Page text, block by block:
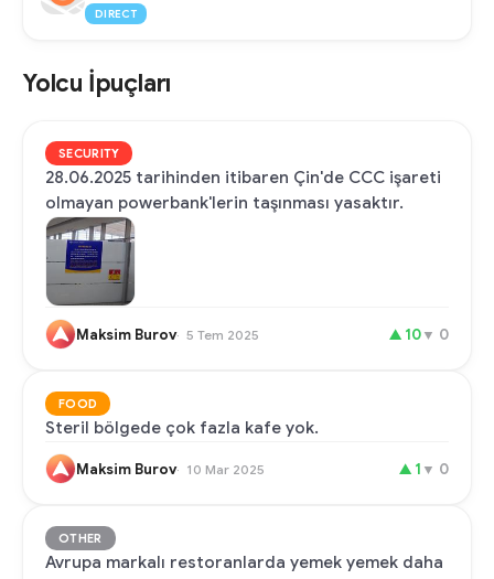
DIRECT
Yolcu İpuçları
SECURITY
28.06.2025 tarihinden itibaren Çin'de CCC işareti
olmayan powerbank'lerin taşınması yasaktır.
Maksim Burov 5 Tem 2025 ▲ 10▼ 0
FOOD
Steril bölgede çok fazla kafe yok.
Maksim Burov 10 Mar 2025 ▲ 1 ▼ 0
OTHER
Avrupa markalı restoranlarda yemek yemek daha